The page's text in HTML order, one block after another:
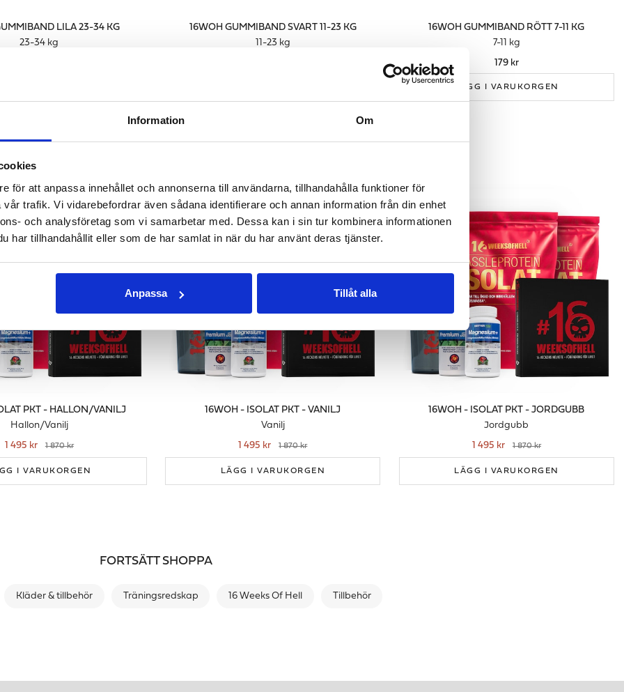
Information Om
för att anpassa innehållet och annonserna till användarna, tillhandahålla funktioner för
trafik. Vi vidarebefordrar även sådana identifierare och annan information från din enhet
och analysföretag som vi samarbetar med. Dessa kan i sin tur kombinera informationen
har tillhandahållit eller som de har samlat in när du har använt deras tjänster.
Anpassa Tillåt alla
LILA 23-34 KG
23-34 kg
16WOH GUMMIBAND SVART 11-23 KG
11-23 kg
16WOH GUMMIBAND RÖTT 7-11 KG
7-11 kg
179 kr
LÄGG I VARUKORGEN
ANDRA KÖPTE
PKT - HALLON/VANILJ
Hallon/Vanilj
1 495 kr
1 870 kr
I VARUKORGEN
16WOH - ISOLAT PKT - VANILJ
Vanilj
1 495 kr
1 870 kr
LÄGG I VARUKORGEN
16WOH - ISOLAT PKT - JORDGUBB
Jordgubb
1 495 kr
1 870 kr
LÄGG I VARUKORGEN
FORTSÄTT SHOPPA
Kläder & tillbehör Träningsredskap 16 Weeks Of Hell Tillbehör